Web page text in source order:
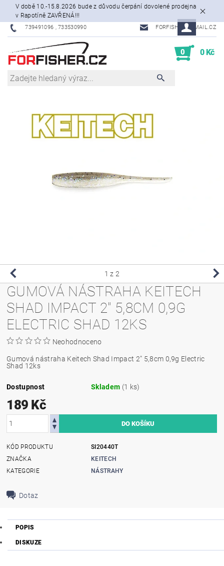
V době 10.-15.8.2026 bude z důvodu čerpání dovolené prodejna
v Rapotíně ZAVŘENÁ!!!
739491096 , 733530990 FORFISHER@EMAIL.CZ
0 0 Kč
1 z 2
GUMOVÁ NÁSTRAHA KEITECH
SHAD IMPACT 2" 5,8CM 0,9G
ELECTRIC SHAD 12KS
Neohodnoceno
Gumová nástraha Keitech Shad Impact 2" 5,8cm 0,9g Electric
Shad 12ks
Dostupnost Skladem (1 ks)
189 Kč
KÓD PRODUKTU
SI20440T
ZNAČKA
KEITECH
KATEGORIE
NÁSTRAHY
Dotaz
POPIS
DISKUZE